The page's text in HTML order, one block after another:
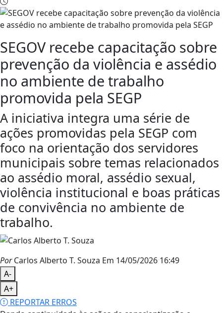
SEGOV recebe capacitação sobre
prevenção da violência e assédio
no ambiente de trabalho
promovida pela SEGP
A iniciativa integra uma série de
ações promovidas pela SEGP com
foco na orientação dos servidores
municipais sobre temas relacionados
ao assédio moral, assédio sexual,
violência institucional e boas práticas
de convivência no ambiente de
trabalho.
PorCarlos Alberto T. Souza Em 14/05/2026 16:49
A-
A+
REPORTAR ERROS